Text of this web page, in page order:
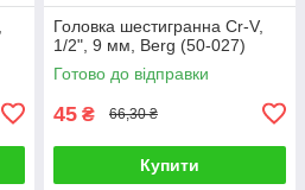
Головка шестигранна Cr-V,
1/2", 9 мм, Berg (50-027)
Готово до відправки
45 ₴ 66,30 ₴
Купити